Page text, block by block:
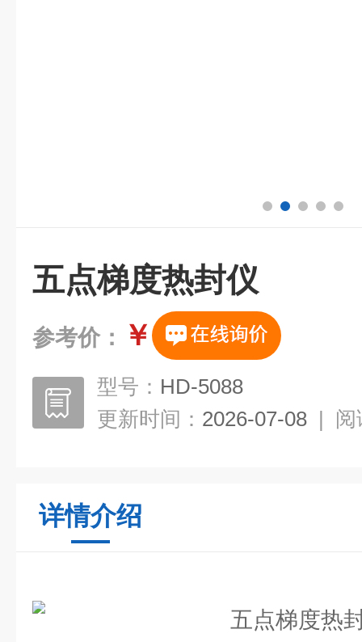
五点梯度热封仪
参考价： ￥
型号： HD-5088
更新时间： 2026-07-08 | 阅
详情介绍